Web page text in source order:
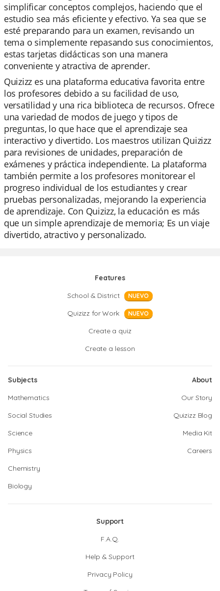
simplificar conceptos complejos, haciendo que el
estudio sea más eficiente y efectivo. Ya sea que se
esté preparando para un examen, revisando un
tema o simplemente repasando sus conocimientos,
estas tarjetas didácticas son una manera
conveniente y atractiva de aprender.
Quizizz es una plataforma educativa favorita entre
los profesores debido a su facilidad de uso,
versatilidad y una rica biblioteca de recursos. Ofrece
una variedad de modos de juego y tipos de
preguntas, lo que hace que el aprendizaje sea
interactivo y divertido. Los maestros utilizan Quizizz
para revisiones de unidades, preparación de
exámenes y práctica independiente. La plataforma
también permite a los profesores monitorear el
progreso individual de los estudiantes y crear
pruebas personalizadas, mejorando la experiencia
de aprendizaje. Con Quizizz, la educación es más
que un simple aprendizaje de memoria; Es un viaje
divertido, atractivo y personalizado.
Features
School & District
NUEVO
Quizizz for Work NUEVO
Create a quiz
Create a lesson
Subjects
Mathematics
Social Studies
Science
Physics
Chemistry
Biology
About
Our Story
Quizizz Blog
Media Kit
Careers
Support
F.A.Q.
Help & Support
Privacy Policy